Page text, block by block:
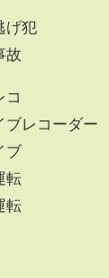
げ犯
故
コ
ブレコーダー
ブ
転
転